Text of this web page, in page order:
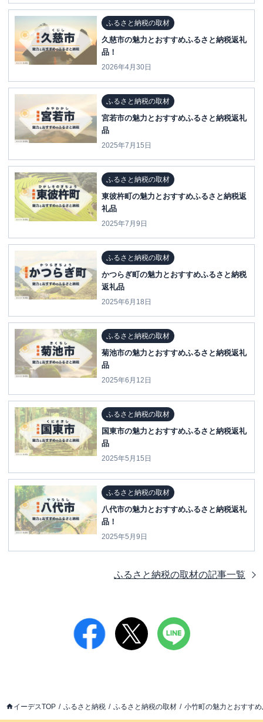
ふるさと納税の取材
久慈市の魅力とおすすめふるさと納税返礼
品！
2026年4月30日
ふるさと納税の取材
宮若市の魅力とおすすめふるさと納税返礼
品
2025年7月15日
ふるさと納税の取材
東彼杵町の魅力とおすすめふるさと納税返
礼品
2025年7月9日
ふるさと納税の取材
かつらぎ町の魅力とおすすめふるさと納税
返礼品
2025年6月18日
ふるさと納税の取材
菊池市の魅力とおすすめふるさと納税返礼
品
2025年6月12日
ふるさと納税の取材
国東市の魅力とおすすめふるさと納税返礼
品
2025年5月15日
ふるさと納税の取材
八代市の魅力とおすすめふるさと納税返礼
品！
2025年5月9日
ふるさと納税の取材の記事一覧
イーデスTOP ふるさと納税 ふるさと納税の取材 小竹町の魅力とおすす